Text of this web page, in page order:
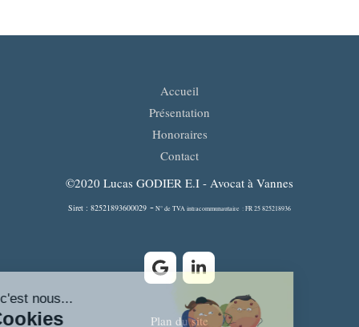
Accueil
Présentation
Honoraires
Contact
©2020 Lucas GODIER E.I - Avocat à Vannes
Siret : 82521893600029 - N° de TVA intracommunautaire : FR 25 825218936
Plan du site